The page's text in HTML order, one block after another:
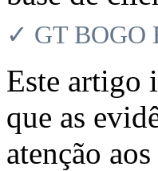
✓ GT BOGO
Este artigo
que as
atenção